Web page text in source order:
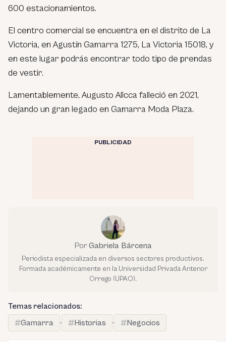
600 estacionamientos.
El centro comercial se encuentra en el distrito de La
Victoria, en Agustín Gamarra 1275, La Victoria 15018, y
en este lugar podrás encontrar todo tipo de prendas
de vestir.
Lamentablemente, Augusto Allcca falleció en 2021,
dejando un gran legado en Gamarra Moda Plaza.
PUBLICIDAD
Por Gabriela Bárcena
Periodista especializada en diversos sectores productivos.
Formada académicamente en la Universidad Privada Antenor
Orrego (UPAO).
Temas relacionados:
Gamarra
· Historias · Negocios